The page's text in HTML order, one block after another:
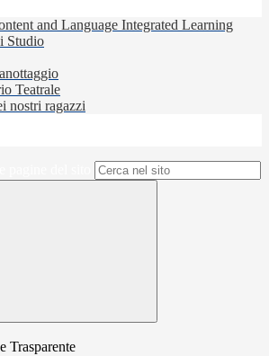
and Language Integrated Learning
Studio
Teatrale
nostri ragazzi
Trasparente